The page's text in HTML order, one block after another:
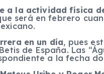
a la actividad física
será en febrero
en un día, pues
de España. Las
a la fecha